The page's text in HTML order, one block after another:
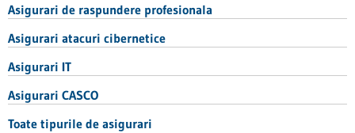
Asigurari de raspundere profesionala
Asigurari atacuri cibernetice
Asigurari IT
Asigurari CASCO
Toate tipurile de asigurari